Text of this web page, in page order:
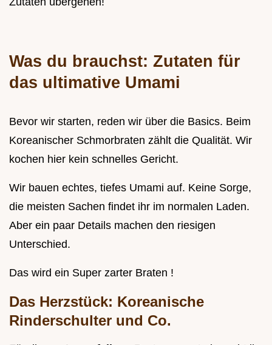
Was du brauchst: Zutaten für
das ultimative Umami
Bevor wir starten, reden wir über die Basics. Beim
Koreanischer Schmorbraten zählt die Qualität. Wir
kochen hier kein schnelles Gericht.
Wir bauen echtes, tiefes Umami auf. Keine Sorge,
die meisten Sachen findet ihr im normalen Laden.
Aber ein paar Details machen den riesigen
Unterschied.
Das wird ein Super zarter Braten !
Das Herzstück: Koreanische
Rinderschulter und Co.